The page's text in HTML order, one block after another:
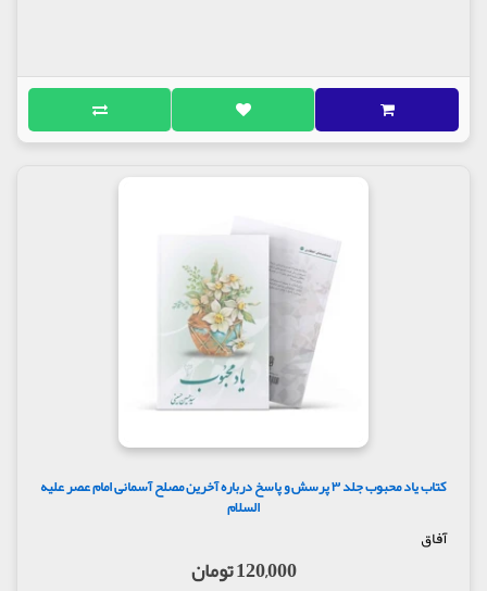
کتاب یاد محبوب جلد ۳ پرسش و پاسخ درباره آخرین مصلح آسمانی امام عصر علیه
السلام
آفاق
120,000 تومان